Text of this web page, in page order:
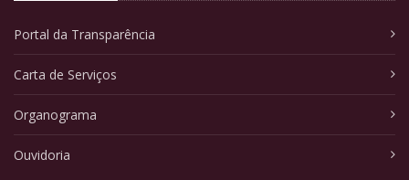
Portal da Transparência
Carta de Serviços
Organograma
Ouvidoria